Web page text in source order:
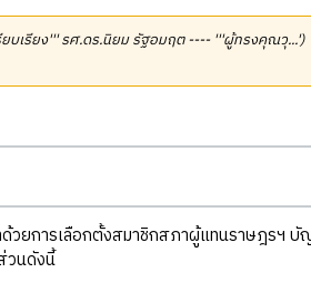
บเรียง''' รศ.ดร.นิยม รัฐอมฤต ---- '''ผู้ทรงคุณวุ...')
วยการเลือกตั้งสมาชิกสภาผู้แทนราษฎรฯ
วนดังนี้